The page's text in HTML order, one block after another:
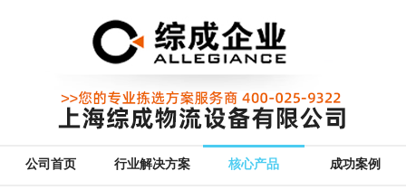
公司首页 行业解决方案 核心产品 成功案例